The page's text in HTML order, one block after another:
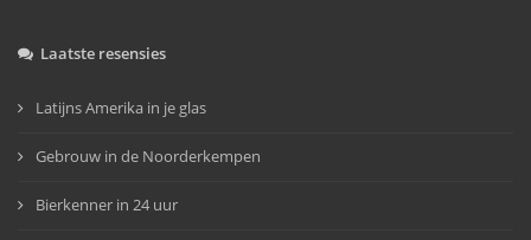
Laatste resensies
Latijns Amerika in je glas
Gebrouw in de Noorderkempen
Bierkenner in 24 uur